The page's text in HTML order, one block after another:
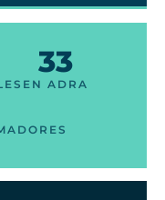
33
EN ADRA